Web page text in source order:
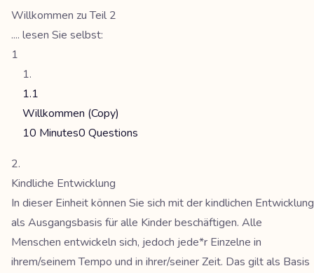
Willkommen zu Teil 2
.... lesen Sie selbst:
1
1.1
Willkommen (Copy)
10 Minutes0 Questions
Kindliche Entwicklung
In dieser Einheit können Sie sich mit der kindlichen Entwicklung
als Ausgangsbasis für alle Kinder beschäftigen. Alle
Menschen entwickeln sich, jedoch jede*r Einzelne in
ihrem/seinem Tempo und in ihrer/seiner Zeit. Das gilt als Basis